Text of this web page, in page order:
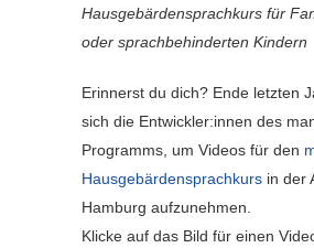
Hausgebärdensprachkurs für
oder sprachbehinderten Kindern
Erinnerst du dich? Ende letzten
sich die Entwickler:innen des
Programms, um Videos für den
Hausgebärdensprachkurs in der
Hamburg aufzunehmen.
Klicke auf das Bild für einen